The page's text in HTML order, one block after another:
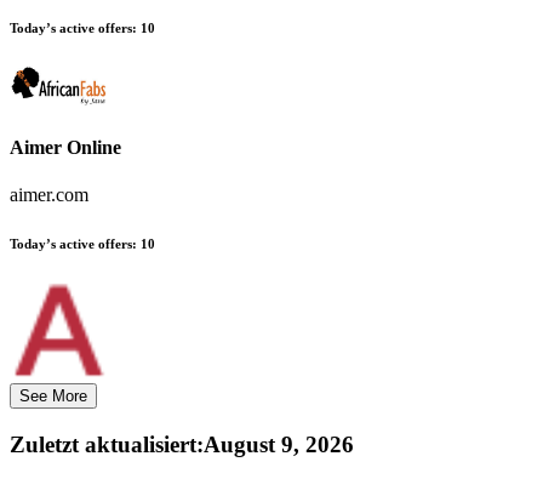
Today’s active offers: 10
Aimer Online
aimer.com
Today’s active offers: 10
See More
Zuletzt aktualisiert:August 9, 2026